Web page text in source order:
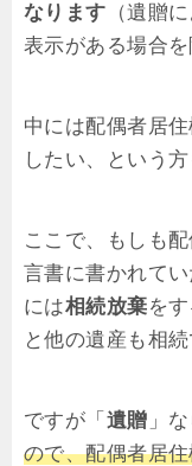
なります （遺贈
表示がある場合を
中には配偶者居
したい、という
ここで、もしも
言書に書かれて
には相続放棄を
と他の遺産も相
ですが「 遺贈 」
ので、配偶者居